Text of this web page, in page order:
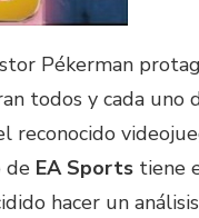
Pékerman
todos y cada uno
reconocido
de EA Sports tiene
hacer un